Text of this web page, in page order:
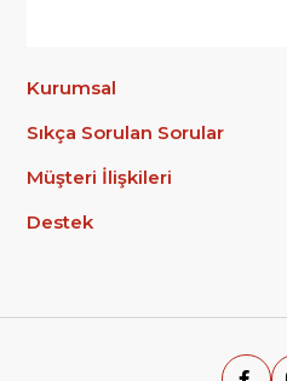
Kurumsal
Sıkça Sorulan Sorular
Müşteri İlişkileri
Destek